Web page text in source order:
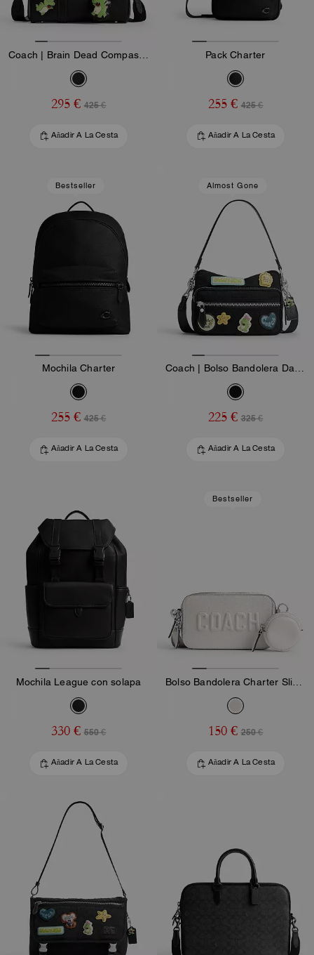
295 € 425 €
Añadir A La Cesta
Pack Charter
255 € 425 €
Añadir A La Cesta
Bestseller
Mochila Charter
255 € 425 €
Añadir A La Cesta
Almost Gone
Coach | Bolso Bandolera Dakota Brain Dead En Nylon Signature Con Parche
225 € 325 €
Añadir A La Cesta
Mochila League con solapa
330 € 550 €
Añadir A La Cesta
Bestseller
150 € 250 €
Añadir A La Cesta